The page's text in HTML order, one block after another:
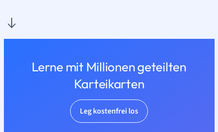
Lerne mit Millionen geteilten
Karteikarten
Leg kostenfrei los